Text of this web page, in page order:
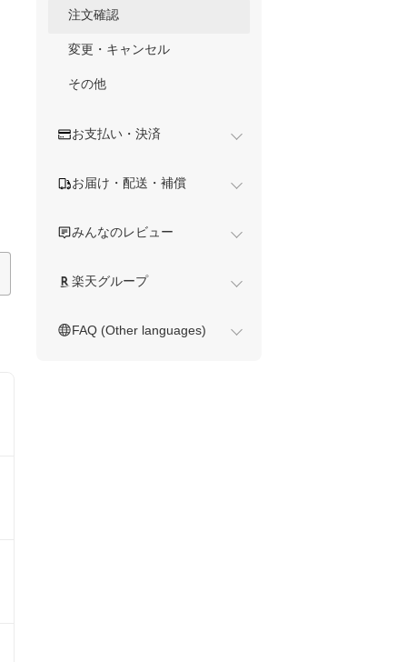
注文確認
変更・キャンセル
その他
お支払い・決済
お届け・配送・補償
みんなのレビュー
楽天グループ
FAQ (Other languages)